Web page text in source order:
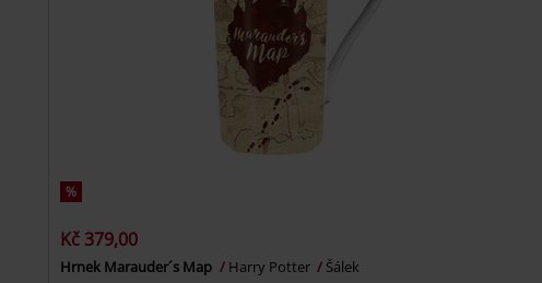
%
Kč 379,00
Hrnek Marauder´s Map Harry Potter Šálek